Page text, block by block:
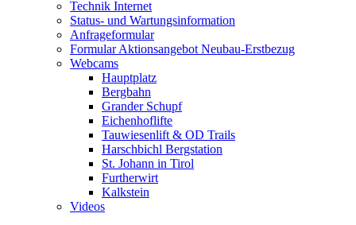
Technik Internet
Status- und Wartungsinformation
Anfrageformular
Formular Aktionsangebot Neubau-Erstbezug
Webcams
Hauptplatz
Bergbahn
Grander Schupf
Eichenhoflifte
Tauwiesenlift & OD Trails
Harschbichl Bergstation
St. Johann in Tirol
Furtherwirt
Kalkstein
Videos